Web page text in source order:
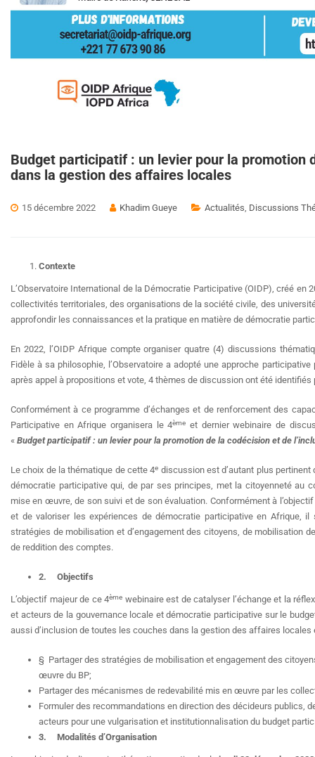
Budget participatif : un levier pour la promotion
dans la gestion des affaires locales
15 décembre 2022 Khadim Gueye Actualités, Discussions
Contexte
L’Observatoire International de la Démocratie Participative (OIDP), créé en
collectivités territoriales, des organisations de la société civile, des
approfondir les connaissances et la pratique en matière de démocratie
En 2022, l’OIDP Afrique compte organiser quatre (4) discussions
Fidèle à sa philosophie, l’Observatoire a adopté une approche
après appel à propositions et vote, 4 thèmes de discussion ont été identifiés
Conformément à ce programme d’échanges et de renforcement des
Participative en Afrique organisera le 4ème et dernier webinaire de
« Budget participatif : un levier pour la promotion de la codécision et de
Le choix de la thématique de cette 4e discussion est d’autant plus
démocratie participative qui, de par ses principes, met la citoyenneté au
mise en œuvre, de son suivi et de son évaluation. Conformément à
et de valoriser les expériences de démocratie participative en Afrique,
stratégies de mobilisation et d’engagement des citoyens, de mobilisation
de reddition des comptes.
2. Objectifs
L’objectif majeur de ce 4ème webinaire est de catalyser l’échange et la
et acteurs de la gouvernance locale et démocratie participative sur le
aussi d’inclusion de toutes les couches dans la gestion des affaires locales
§ Partager des stratégies de mobilisation et engagement des
œuvre du BP;
Partager des mécanismes de redevabilité mis en œuvre par les
Formuler des recommandations en direction des décideurs publics,
acteurs pour une vulgarisation et institutionnalisation du budget
3. Modalités d’Organisation